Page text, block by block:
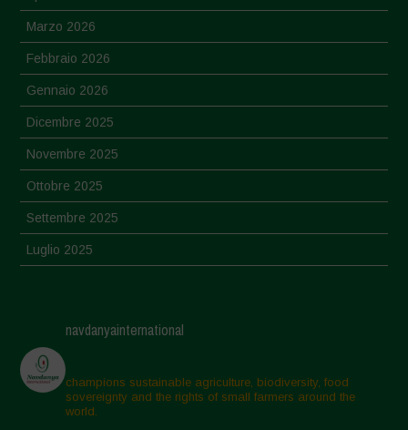
Marzo 2026
Febbraio 2026
Gennaio 2026
Dicembre 2025
Novembre 2025
Ottobre 2025
Settembre 2025
Luglio 2025
Aprile 2025
Marzo 2025
Febbraio 2025
navdanyainternational
champions sustainable agriculture, biodiversity, food
sovereignty and the rights of small farmers around the
world.